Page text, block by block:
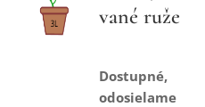
vané ruže
Dostupné,
odosielame